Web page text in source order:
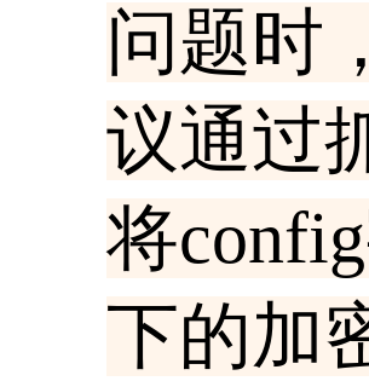
问题时
议通过
将
下的加